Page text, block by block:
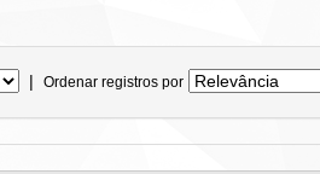
| Ordenar registros por